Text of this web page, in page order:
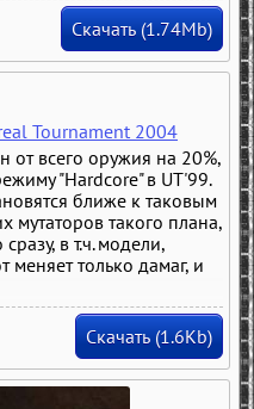
Скачать (1.74Mb)
Tournament 2004
от всего оружия на 20%,
"Hardcore" в UT'99.
ближе к таковым
мутаторов такого плана,
в т.ч. модели,
меняет только дамаг, и
Скачать (1.6Kb)